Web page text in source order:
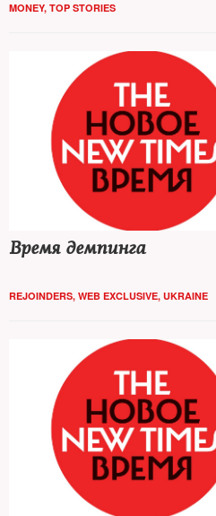
MONEY, TOP STORIES
Время демпинга
REJOINDERS, WEB EXCLUSIVE, UKRAINE